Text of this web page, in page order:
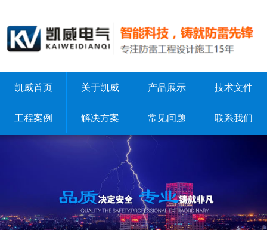
凯威首页 关于凯威 产品展示 技术文件
工程案例 解决方案 常见问题 联系我们